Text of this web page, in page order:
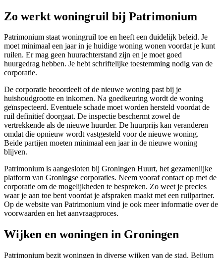
Zo werkt woningruil bij Patrimonium
Patrimonium staat woningruil toe en heeft een duidelijk beleid. Je
moet minimaal een jaar in je huidige woning wonen voordat je kunt
ruilen. Er mag geen huurachterstand zijn en je moet goed
huurgedrag hebben. Je hebt schriftelijke toestemming nodig van de
corporatie.
De corporatie beoordeelt of de nieuwe woning past bij je
huishoudgrootte en inkomen. Na goedkeuring wordt de woning
geïnspecteerd. Eventuele schade moet worden hersteld voordat de
ruil definitief doorgaat. De inspectie beschermt zowel de
vertrekkende als de nieuwe huurder. De huurprijs kan veranderen
omdat die opnieuw wordt vastgesteld voor de nieuwe woning.
Beide partijen moeten minimaal een jaar in de nieuwe woning
blijven.
Patrimonium is aangesloten bij Groningen Huurt, het gezamenlijke
platform van Groningse corporaties. Neem vooraf contact op met de
corporatie om de mogelijkheden te bespreken. Zo weet je precies
waar je aan toe bent voordat je afspraken maakt met een ruilpartner.
Op de website van Patrimonium vind je ook meer informatie over de
voorwaarden en het aanvraagproces.
Wijken en woningen in Groningen
Patrimonium bezit woningen in diverse wijken van de stad. Beijum